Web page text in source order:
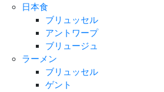
日本食
ブリュッセル
アントワープ
ブリュージュ
ラーメン
ブリュッセル
ゲント